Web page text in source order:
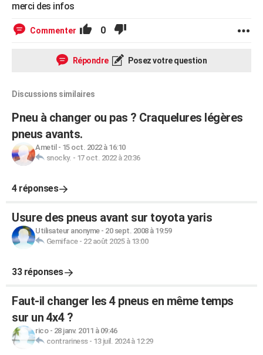
merci des infos
Commenter 0
Répondre Posez votre question
Discussions similaires
Pneu à changer ou pas ? Craquelures légères
pneus avants.
Ametil - 15 oct. 2022 à 16:10
snocky. - 17 oct. 2022 à 20:36
4 réponses
Usure des pneus avant sur toyota yaris
Utilisateur anonyme- 20 sept. 2008 à 19:59
Gemiface- 22 août 2025 à 13:00
33 réponses
Faut-il changer les 4 pneus en même temps
sur un 4x4 ?
rico- 28 janv. 2011 à 09:46
contrariness- 13 juil. 2024 à 12:29